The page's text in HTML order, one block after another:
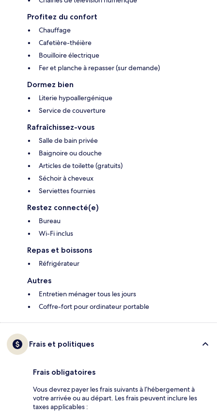
Profitez du confort
Chauffage
Cafetière-théière
Bouilloire électrique
Fer et planche à repasser (sur demande)
Dormez bien
Literie hypoallergénique
Service de couverture
Rafraîchissez-vous
Salle de bain privée
Baignoire ou douche
Articles de toilette (gratuits)
Séchoir à cheveux
Serviettes fournies
Restez connecté(e)
Bureau
Wi-Fi inclus
Repas et boissons
Réfrigérateur
Autres
Entretien ménager tous les jours
Coffre-fort pour ordinateur portable
Frais et politiques
Frais obligatoires
Vous devrez payer les frais suivants à l’hébergement à
votre arrivée ou au départ. Les frais peuvent inclure les
taxes applicables :